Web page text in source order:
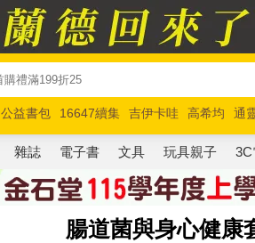
公益書包 16647續集 吉伊卡哇 高希均
通
馬斯克 玩具總動員5 超慢跑
雜誌 電子書 文具 玩具親子
腸道菌與身心健康